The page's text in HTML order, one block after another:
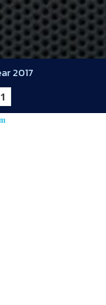
2017
1